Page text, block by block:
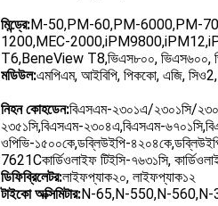
মিন্ড্রে:M-50,PM-60,PM-6000,PM-
1200,MEC-
T6,BeneView T8,ভিএস৮০০, ভিএস৬০০,
মডিউল:এমপিএম, আইবিপি, পিককো, এজি,
নিহন কোহডেন:বিএসএম-২৩০১এ/২৩০১সি/
২৩৫১সি,বিএসএম-২৩০৪এ,বিএসএম-
ওপিভি-১৫০০কে,ডব্লিউইপি-
7621Cকার্ডিওলাইফ টিইসি-৭৬৩১সি,
ডিফিব্রিলেটর:লাইফপ্যাক২০, লাইফপ্যাক১২
টাইকো অক্সিমিটার:N-65,N-550,N-